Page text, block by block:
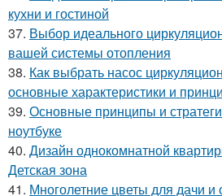
кухни и гостиной
37. Выбор идеального
вашей системы отопления
38. Как выбрать насос
основные характеристики и
39. Основные принципы и
ноутбуке
40. Дизайн однокомнатной
Детская зона
41. Многолетние цветы для дачи